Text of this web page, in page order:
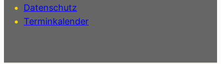
Datenschutz
Terminkalender